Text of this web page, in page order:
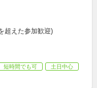
超えた参加歓迎)
短時間でも可
土日中心